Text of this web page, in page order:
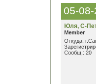
05-
Юля, С-
Member
Откуда:
Сообщ.: 20